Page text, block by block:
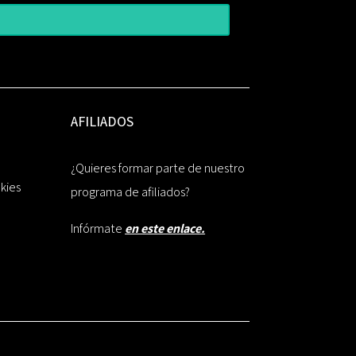
AFILIADOS
¿Quieres formar parte de nuestro
programa de afiliados?
Infórmate en este enlace.